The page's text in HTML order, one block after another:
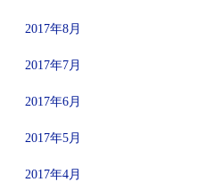
2017年8月
2017年7月
2017年6月
2017年5月
2017年4月